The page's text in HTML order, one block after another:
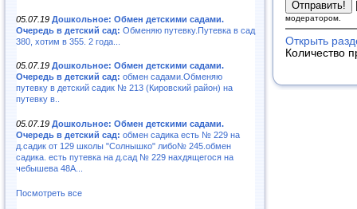
05.07.19 Дошкольное: Обмен детскими садами.
Очередь в детский сад: Обменяю путевку.Путевка в сад
380, хотим в 355. 2 года...
05.07.19 Дошкольное: Обмен детскими садами.
Очередь в детский сад: обмен садами.Обменяю
путевку в детский садик № 213 (Кировский район) на
путевку в..
05.07.19 Дошкольное: Обмен детскими садами.
Очередь в детский сад: обмен садика есть № 229 на
д.садик от 129 школы "Солнышко" либо№ 245.обмен
садика. есть путевка на д.сад № 229 нахдящегося на
чебышева 48А...
Посмотреть все
модератором.
Открыть
Количество